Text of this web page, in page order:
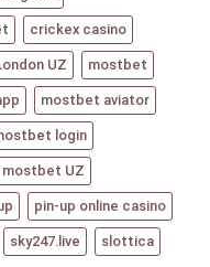
crickex casino
UZ mostbet
mostbet aviator
login
mostbet UZ
pin-up online casino
sky247.live slottica